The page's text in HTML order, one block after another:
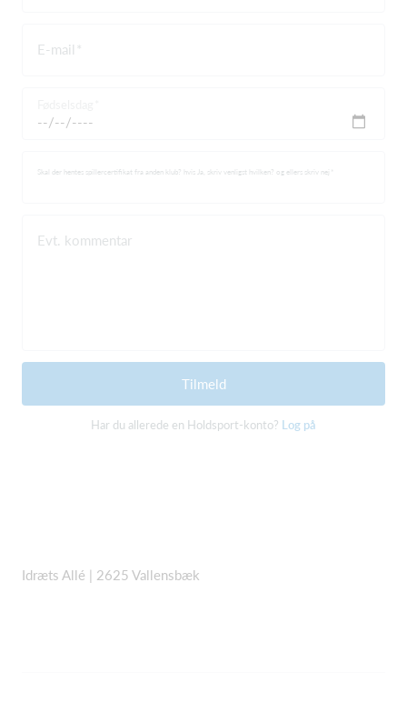
E-mail
Skal der hentes spillercertifikat fra anden klub? hvis Ja, skriv venligst hvilken? og ellers skriv nej
Evt. kommentar
Tilmeld
Har du allerede en Holdsport-konto? Log på
Idræts Allé | 2625 Vallensbæk